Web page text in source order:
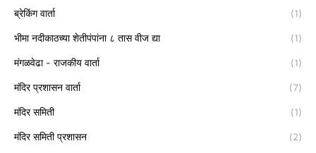
ब्रेकिंग वार्ता (1)
भीमा नदीकाठच्या शेतीपंपांना ८ तास वीज द्या (1)
मंगळवेढा - राजकीय वार्ता (1)
मंदिर प्रशासन वार्ता (7)
मंदिर समिती (1)
मंदिर समिती प्रशासन (2)